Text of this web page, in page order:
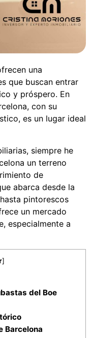
una
que buscan entrar
y próspero. En
con su
es un lugar ideal
siempre he
un terreno
de
abarca desde la
pintorescos
un mercado
especialmente a
]
del Boe
Barcelona